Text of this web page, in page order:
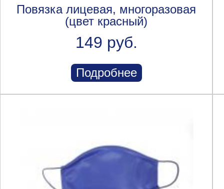
Повязка лицевая, многоразовая
(цвет красный)
149 руб.
Подробнее